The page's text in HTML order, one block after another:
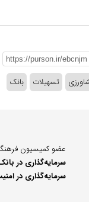
تسهیلات بانک
عضو کمیسیون
سرمایه‌گذاری در
سرمایه‌گذاری در